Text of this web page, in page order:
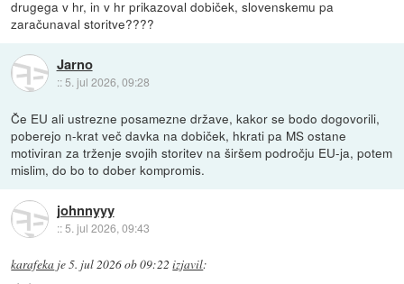
drugega v hr, in v hr prikazoval dobiček, slovenskemu pa
zaračunaval storitve????
Jarno
:: 5. jul 2026, 09:28
Če EU ali ustrezne posamezne države, kakor se bodo dogovorili,
poberejo n-krat več davka na dobiček, hkrati pa MS ostane
motiviran za trženje svojih storitev na širšem področju EU-ja, potem
mislim, do bo to dober kompromis.
johnnyyy
::5. jul 2026, 09:43
karafeka je5. jul 2026 ob 09:22 izjavil: